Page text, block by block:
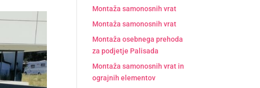
Montaža samonosnih vrat
Montaža samonosnih vrat
Montaža osebnega prehoda
za podjetje Palisada
Montaža samonosnih vrat in
ograjnih elementov